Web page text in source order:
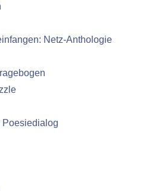
Netz-Anthologie
Poesiedialog